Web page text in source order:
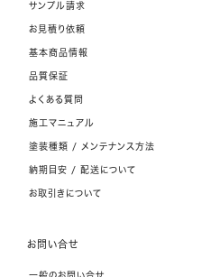
サンプル請求
お見積り依頼
基本商品情報
品質保証
よくある質問
施工マニュアル
塗装種類 / メンテナンス方法
納期目安 / 配送について
お取引きについて
お問い合せ